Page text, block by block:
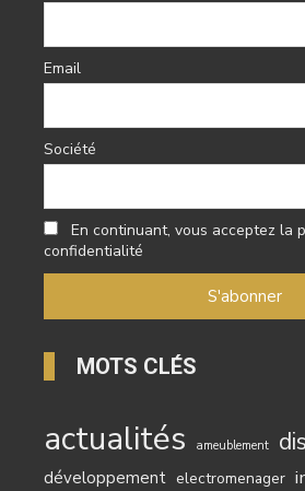
Email
Société
En continuant, vous acceptez la
confidentialité
MOTS CLÉS
actualités ameublement
développement electromenager